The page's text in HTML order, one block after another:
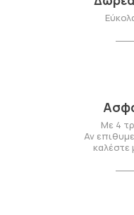
Με 4
Αν
καλέστε